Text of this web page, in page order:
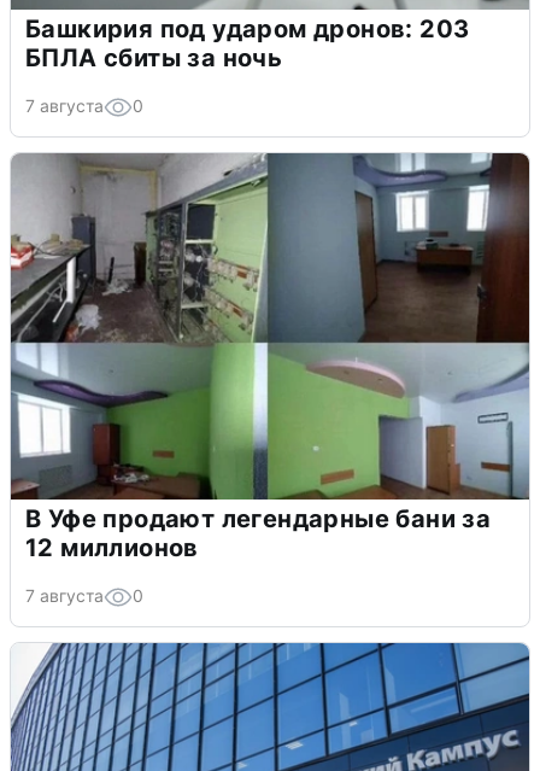
Башкирия под ударом дронов: 203
БПЛА сбиты за ночь
7 августа 0
В Уфе продают легендарные бани за
12 миллионов
7 августа 0